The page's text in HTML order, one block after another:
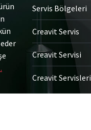
Servis Bölgeleri
Creavit Servis
Creavit Servisi
Creavit Servisleri